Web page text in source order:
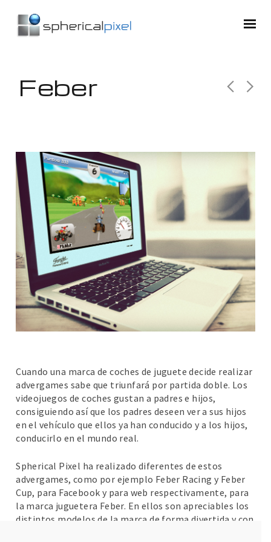
Feber
Cuando una marca de coches de juguete decide realizar
advergames sabe que triunfará por partida doble. Los
videojuegos de coches gustan a padres e hijos,
consiguiendo así que los padres deseen ver a sus hijos
en el vehículo que ellos ya han conducido y a los hijos,
conducirlo en el mundo real.
Spherical Pixel ha realizado diferentes de estos
advergames, como por ejemplo Feber Racing y Feber
Cup, para Facebook y para web respectivamente, para
la marca juguetera Feber. En ellos son apreciables los
distintos modelos de la marca de forma divertida y con